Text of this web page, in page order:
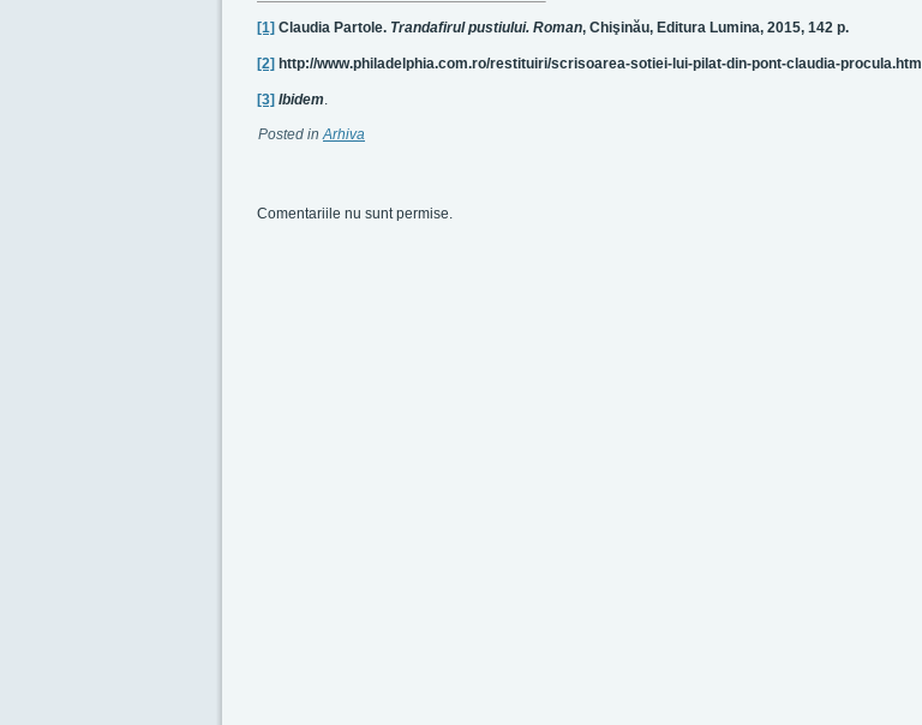
[1] Claudia Partole. Trandafirul pustiului. Roman, Chişinău, Editura Lumina, 2015, 142 p.
[2] http://www.philadelphia.com.ro/restituiri/scrisoarea-sotiei-lui-pilat-din-pont-claudia-procula.html
[3] Ibidem.
Posted in Arhiva
Comentariile nu sunt permise.